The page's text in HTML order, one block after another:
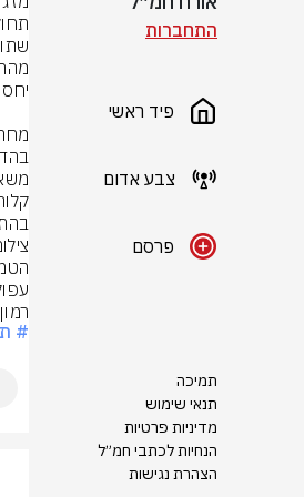
התחברות
פיד ראשי
צבע אדום
פרסם
תמיכה
תנאי שימוש
מדיניות פרטיות
הנחיות לכתבי חמ״ל
הצהרת נגישות
רמון:
#